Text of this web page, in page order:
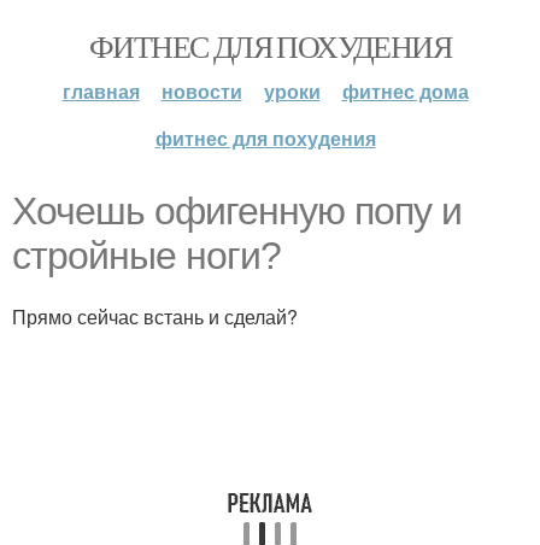
ФИТНЕС ДЛЯ ПОХУДЕНИЯ
главная новости уроки
фитнес дома
фитнес для похудения
Хочешь офигенную попу и
стройные ноги?
Прямо сейчас встань и сделай?